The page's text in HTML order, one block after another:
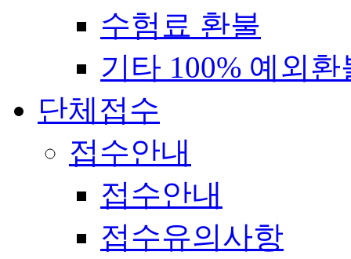
수험료 환불
기타 100% 예외환
단체접수
접수안내
접수안내
접수유의사항